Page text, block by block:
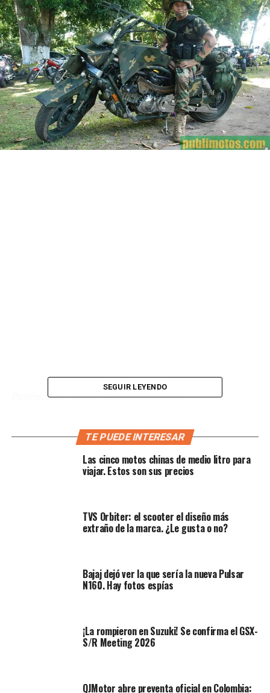
Pasión, arte y diseño que rinden tributo
ofrecen grandes sorpresas para los participantes, el
demás actividades hacen que sea un momento
memorable. Hay quienes se distinguen por su
protagonista, así como también hay quienes con su
moto causan sensación… ellos jamás pasan
ciudad de Bogotá que en alguna oportunidad se imaginó
una moto al estilo militar, y junto con Mauricio Pinilla
Publimotos, supusimos que se trataba de un alto militar
ya que por su pinta, su porte, su atuendo y por supuesto
SEGUIR LEYENDO
TE PUEDE INTERESAR
Las cinco motos chinas de medio litro para
viajar. Estos son sus precios
TVS Orbiter: el scooter el diseño más
extraño de la marca. ¿Le gusta o no?
Bajaj dejó ver la que sería la nueva Pulsar
N160. Hay fotos espías
¡La rompieron en Suzuki! Se confirma el GSX-
S/R Meeting 2026
QJMotor abre preventa oficial en Colombia: